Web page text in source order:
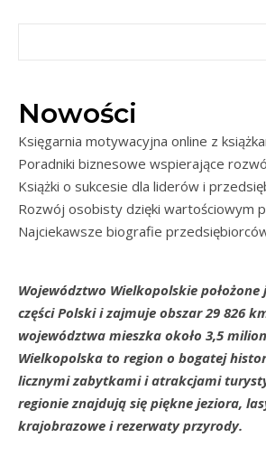
Nowości
Księgarnia motywacyjna online z
Poradniki biznesowe wspierające
Książki o sukcesie dla liderów i
Rozwój osobisty dzięki wartościowym
Najciekawsze biografie
Województwo Wielkopolskie
części Polski i zajmuje obszar 29 826
województwa mieszka około 3,5
Wielkopolska to region o bogatej
licznymi zabytkami i atrakcjami
regionie znajdują się piękne jeziora,
krajobrazowe i rezerwaty przyrody.